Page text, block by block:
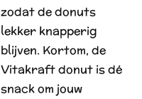
zodat de donuts
lekker knapperig
blijven. Kortom, de
Vitakraft donut is dé
snack om jouw